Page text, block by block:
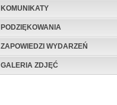
KOMUNIKATY
PODZIĘKOWANIA
ZAPOWIEDZI WYDARZEŃ
GALERIA ZDJĘĆ